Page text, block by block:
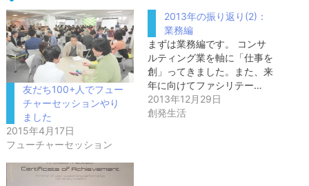
友だち100+人でフュー
チャーセッションやり
ました
2015年4月17日
フューチャーセッション
2013年の振り返り(2)：
業務編
まずは業務編です。 コンサ
ルティング業を軸に「仕事を
創」ってきました。また、来
年に向けてファシリテー…
2013年12月29日
創発生活